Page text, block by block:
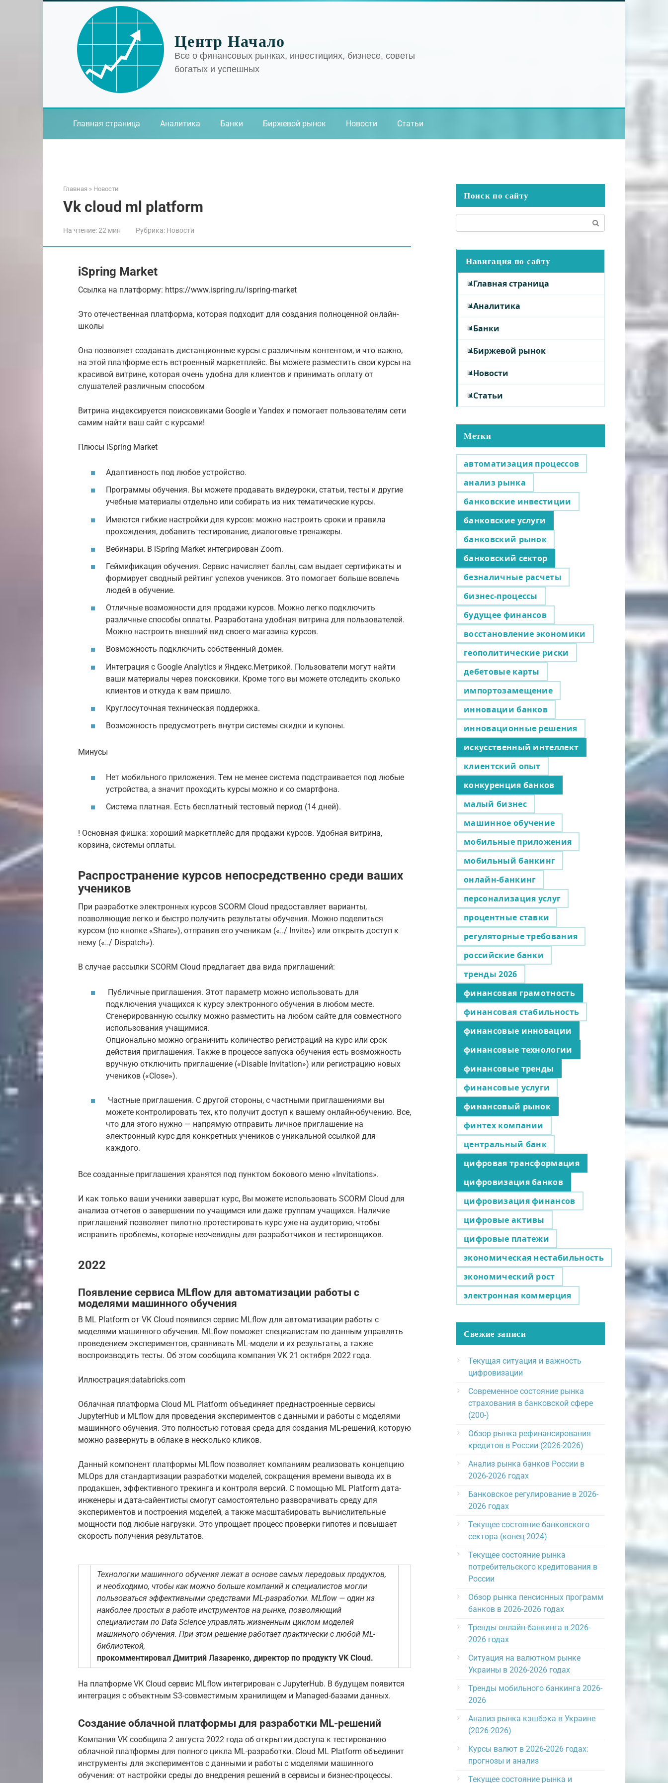
Центр Начало
Все о финансовых рынках, инвестициях, бизнесе, советы
богатых и успешных
Главная страница Аналитика Банки Биржевой рынок Новости Статьи
Главная » Новости
Vk cloud ml platform
На чтение:22 мин Рубрика: Новости
iSpring Market
Ссылка на платформу: https://www.ispring.ru/ispring-market
Это отечественная платформа, которая подходит для создания полноценной онлайн-
школы
Она позволяет создавать дистанционные курсы с различным контентом, и что важно,
на этой платформе есть встроенный маркетплейс. Вы можете разместить свои курсы на
красивой витрине, которая очень удобна для клиентов и принимать оплату от
слушателей различным способом
Витрина индексируется поисковиками Google и Yandex и помогает пользователям сети
самим найти ваш сайт с курсами!
Плюсы iSpring Market
Адаптивность под любое устройство.
Программы обучения. Вы можете продавать видеуроки, статьи, тесты и другие
учебные материалы отдельно или собирать из них тематические курсы.
Имеются гибкие настройки для курсов: можно настроить сроки и правила
прохождения, добавить тестирование, диалоговые тренажеры.
Вебинары. В iSpring Market интегрирован Zoom.
Геймификация обучения. Сервис начисляет баллы, сам выдает сертификаты и
формирует сводный рейтинг успехов учеников. Это помогает больше вовлечь
людей в обучение.
Отличные возможности для продажи курсов. Можно легко подключить
различные способы оплаты. Разработана удобная витрина для пользователей.
Можно настроить внешний вид своего магазина курсов.
Возможность подключить собственный домен.
Интеграция с Google Analytics и Яндекс.Метрикой. Пользователи могут найти
ваши материалы через поисковики. Кроме того вы можете отследить сколько
клиентов и откуда к вам пришло.
Круглосуточная техническая поддержка.
Возможность предусмотреть внутри системы скидки и купоны.
Минусы
Нет мобильного приложения. Тем не менее система подстраивается под любые
устройства, а значит проходить курсы можно и со смартфона.
Система платная. Есть бесплатный тестовый период (14 дней).
! Основная фишка: хороший маркетплейс для продажи курсов. Удобная витрина,
корзина, системы оплаты.
Распространение курсов непосредственно среди ваших
учеников
При разработке электронных курсов SCORM Cloud предоставляет варианты,
позволяющие легко и быстро получить результаты обучения. Можно поделиться
курсом (по кнопке «Share»), отправив его ученикам («../ Invite») или открыть доступ к
нему («../ Dispatch»).
В случае рассылки SCORM Cloud предлагает два вида приглашений:
Публичные приглашения. Этот параметр можно использовать для
подключения учащихся к курсу электронного обучения в любом месте.
Сгенерированную ссылку можно разместить на любом сайте для совместного
использования учащимися.
Опционально можно ограничить количество регистраций на курс или срок
действия приглашения. Также в процессе запуска обучения есть возможность
вручную отключить приглашение («Disable Invitation») или регистрацию новых
учеников («Close»).
Частные приглашения. С другой стороны, с частными приглашениями вы
можете контролировать тех, кто получит доступ к вашему онлайн-обучению. Все,
что для этого нужно — напрямую отправить личное приглашение на
электронный курс для конкретных учеников с уникальной ссылкой для
каждого.
Все созданные приглашения хранятся под пунктом бокового меню «Invitations».
И как только ваши ученики завершат курс, Вы можете использовать SCORM Cloud для
анализа отчетов о завершении по учащимся или даже группам учащихся. Наличие
приглашений позволяет пилотно протестировать курс уже на аудиторию, чтобы
исправить проблемы, которые неочевидны для разработчиков и тестировщиков.
2022
Появление сервиса MLflow для автоматизации работы с
моделями машинного обучения
В ML Platform от VK Cloud появился сервис MLflow для автоматизации работы с
моделями машинного обучения. MLflow поможет специалистам по данным управлять
проведением экспериментов, сравнивать ML-модели и их результаты, а также
воспроизводить тесты. Об этом сообщила компания VK 21 октября 2022 года.
Иллюстрация:databricks.com
Облачная платформа Cloud ML Platform объединяет преднастроенные сервисы
JupyterHub и MLflow для проведения экспериментов с данными и работы с моделями
машинного обучения. Это полностью готовая среда для создания ML-решений, которую
можно развернуть в облаке в несколько кликов.
Данный компонент платформы MLflow позволяет компаниям реализовать концепцию
MLOps для стандартизации разработки моделей, сокращения времени вывода их в
продакшен, эффективного трекинга и контроля версий. С помощью ML Platform дата-
инженеры и дата-сайентисты смогут самостоятельно разворачивать среду для
экспериментов и построения моделей, а также масштабировать вычислительные
мощности под любые нагрузки. Это упрощает процесс проверки гипотез и повышает
скорость получения результатов.
Технологии машинного обучения лежат в основе самых передовых продуктов,
и необходимо, чтобы как можно больше компаний и специалистов могли
пользоваться эффективными средствами ML-разработки. MLflow — один из
наиболее простых в работе инструментов на рынке, позволяющий
специалистам по Data Science управлять жизненным циклом моделей
машинного обучения. При этом решение работает практически с любой ML-
библиотекой,
прокомментировал Дмитрий Лазаренко, директор по продукту VK Cloud.
На платформе VK Cloud сервис MLflow интегрирован с JupyterHub. В будущем появится
интеграция с объектным S3-совместимым хранилищем и Managed-базами данных.
Создание облачной платформы для разработки ML-решений
Компания VK сообщила 2 августа 2022 года об открытии доступа к тестированию
облачной платформы для полного цикла ML-разработки. Cloud ML Platform объединит
инструменты для экспериментов с данными и работы с моделями машинного
обучения: от настройки среды до внедрения решений в сервисы и бизнес-процессы.
Поиск по сайту
Навигация по сайту
Главная страница
Аналитика
Банки
Биржевой рынок
Новости
Статьи
Метки
автоматизация процессов
анализ рынка
банковские инвестиции
банковские услуги
банковский рынок
банковский сектор
безналичные расчеты
бизнес-процессы
будущее финансов
восстановление экономики
геополитические риски
дебетовые карты
импортозамещение
инновации банков
инновационные решения
искусственный интеллект
клиентский опыт
конкуренция банков
малый бизнес
машинное обучение
мобильные приложения
мобильный банкинг
онлайн-банкинг
персонализация услуг
процентные ставки
регуляторные требования
российские банки
тренды 2026
финансовая грамотность
финансовая стабильность
финансовые инновации
финансовые технологии
финансовые тренды
финансовые услуги
финансовый рынок
финтех компании
центральный банк
цифровая трансформация
цифровизация банков
цифровизация финансов
цифровые активы
цифровые платежи
экономическая нестабильность
экономический рост
электронная коммерция
Свежие записи
Текущая ситуация и важность
цифровизации
Современное состояние рынка
страхования в банковской сфере
(200-)
Обзор рынка рефинансирования
кредитов в России (2026-2026)
Анализ рынка банков России в
2026-2026 годах
Банковское регулирование в 2026-
2026 годах
Текущее состояние банковского
сектора (конец 2024)
Текущее состояние рынка
потребительского кредитования в
России
Обзор рынка пенсионных программ
банков в 2026-2026 годах
Тренды онлайн-банкинга в 2026-
2026 годах
Ситуация на валютном рынке
Украины в 2026-2026 годах
Тренды мобильного банкинга 2026-
2026
Анализ рынка кэшбэка в Украине
(2026-2026)
Курсы валют в 2026-2026 годах:
прогнозы и анализ
Текущее состояние рынка и